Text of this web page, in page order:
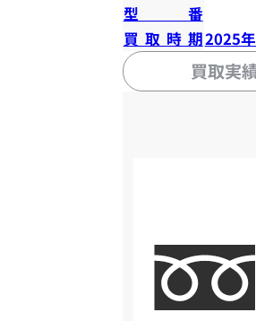
型番
買取時期2025
買取実